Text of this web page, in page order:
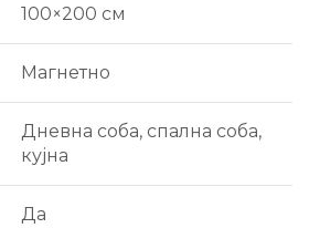
100×200 см
Магнетно
Дневна соба, спална соба,
кујна
Да